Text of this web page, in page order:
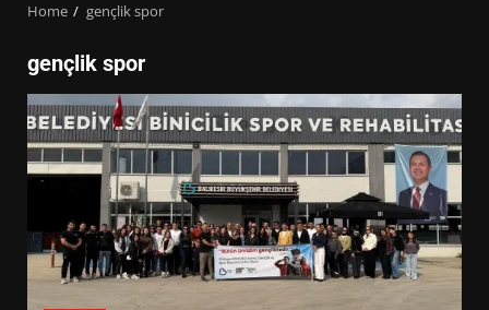
Home gençlik spor
gençlik spor